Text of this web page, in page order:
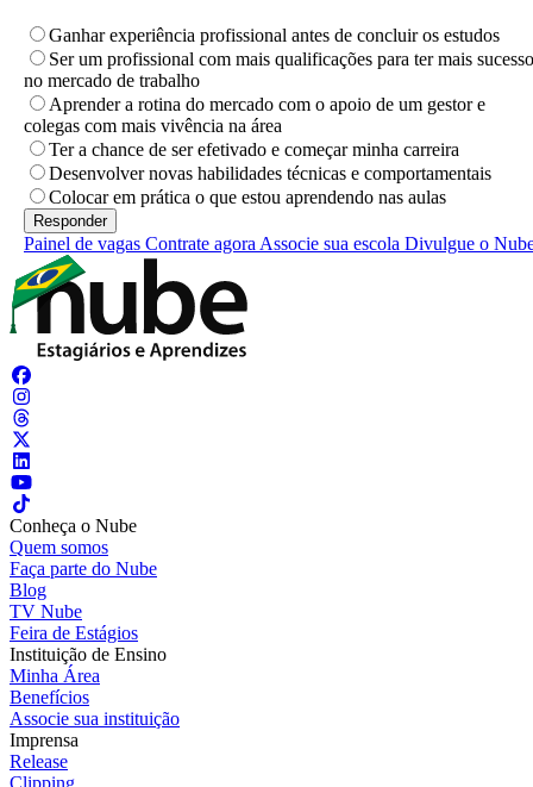
Ganhar experiência profissional antes de concluir os estudos
Ser um profissional com mais qualificações para ter mais sucesso
no mercado de trabalho
Aprender a rotina do mercado com o apoio de um gestor e
colegas com mais vivência na área
Ter a chance de ser efetivado e começar minha carreira
Desenvolver novas habilidades técnicas e comportamentais
Colocar em prática o que estou aprendendo nas aulas
Painel de vagas Contrate agora Associe sua escola Divulgue o
Conheça o Nube
Quem somos
Faça parte do Nube
Blog
TV Nube
Feira de Estágios
Instituição de Ensino
Minha Área
Benefícios
Associe sua instituição
Imprensa
Release
Clipping